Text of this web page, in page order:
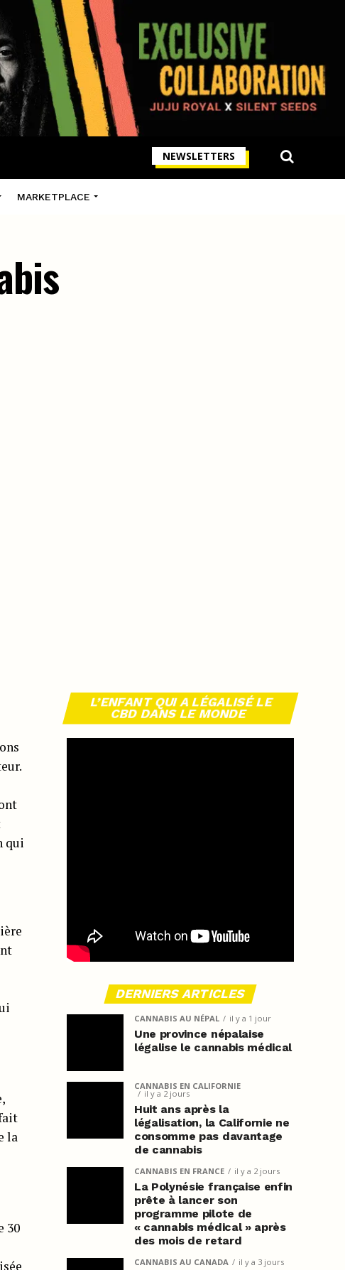
NEWSLETTERS
MARKETPLACE
qui
la
30
L’ENFANT QUI A LÉGALISÉ LE
CBD DANS LE MONDE
DERNIERS ARTICLES
CANNABIS AU NÉPAL il y a 1 jour
Une province népalaise
légalise le cannabis médical
CANNABIS EN CALIFORNIE
il y a 2 jours
Huit ans après la
légalisation, la Californie ne
consomme pas davantage
de cannabis
CANNABIS EN FRANCE il y a 2 jours
La Polynésie française enfin
prête à lancer son
programme pilote de
« cannabis médical » après
des mois de retard
CANNABIS AU CANADA il y a 3 jours